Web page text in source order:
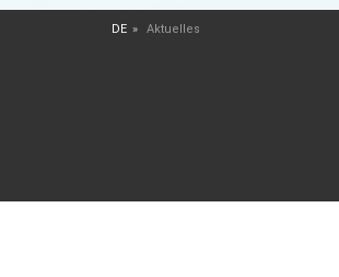
DE Aktuelles